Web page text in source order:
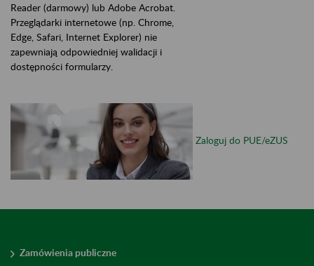
Reader (darmowy) lub Adobe Acrobat.
Przeglądarki internetowe (np. Chrome,
Edge, Safari, Internet Explorer) nie
zapewniają odpowiedniej walidacji i
dostępności formularzy.
Zaloguj do PUE/eZUS
Zamówienia publiczne